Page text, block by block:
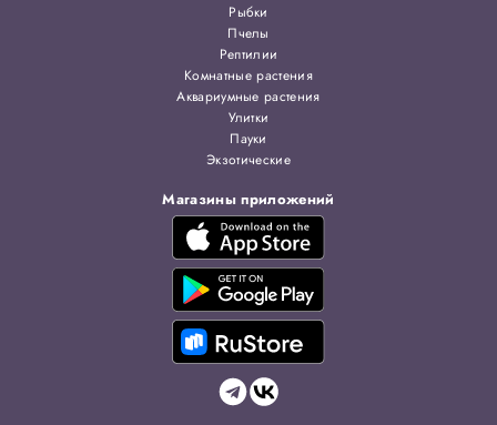
Рыбки
Пчелы
Рептилии
Комнатные растения
Аквариумные растения
Улитки
Пауки
Экзотические
Магазины приложений